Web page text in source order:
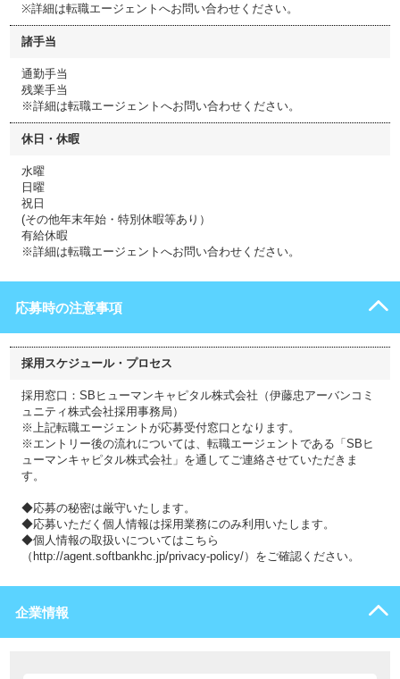
※詳細は転職エージェントへお問い合わせください。
諸手当
通勤手当
残業手当
※詳細は転職エージェントへお問い合わせください。
休日・休暇
水曜
日曜
祝日
(その他年末年始・特別休暇等あり）
有給休暇
※詳細は転職エージェントへお問い合わせください。
応募時の注意事項
採用スケジュール・プロセス
採用窓口：SBヒューマンキャピタル株式会社（伊藤忠アーバンコミ
ュニティ株式会社採用事務局）
※上記転職エージェントが応募受付窓口となります。
※エントリー後の流れについては、転職エージェントである「SBヒ
ューマンキャピタル株式会社」を通してご連絡させていただきま
す。
◆応募の秘密は厳守いたします。
◆応募いただく個人情報は採用業務にのみ利用いたします。
◆個人情報の取扱いについてはこちら
（http://agent.softbankhc.jp/privacy-policy/）をご確認ください。
企業情報